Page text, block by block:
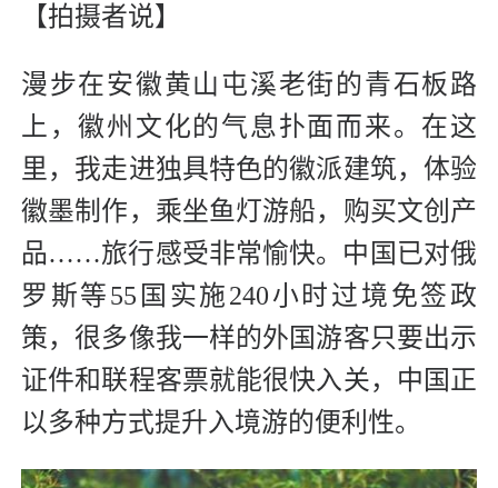
【拍摄者说】
漫步在安徽黄山屯溪老街的青石板路
上，徽州文化的气息扑面而来。在这
里，我走进独具特色的徽派建筑，体验
徽墨制作，乘坐鱼灯游船，购买文创产
品……旅行感受非常愉快。中国已对俄
罗斯等55国实施240小时过境免签政
策，很多像我一样的外国游客只要出示
证件和联程客票就能很快入关，中国正
以多种方式提升入境游的便利性。